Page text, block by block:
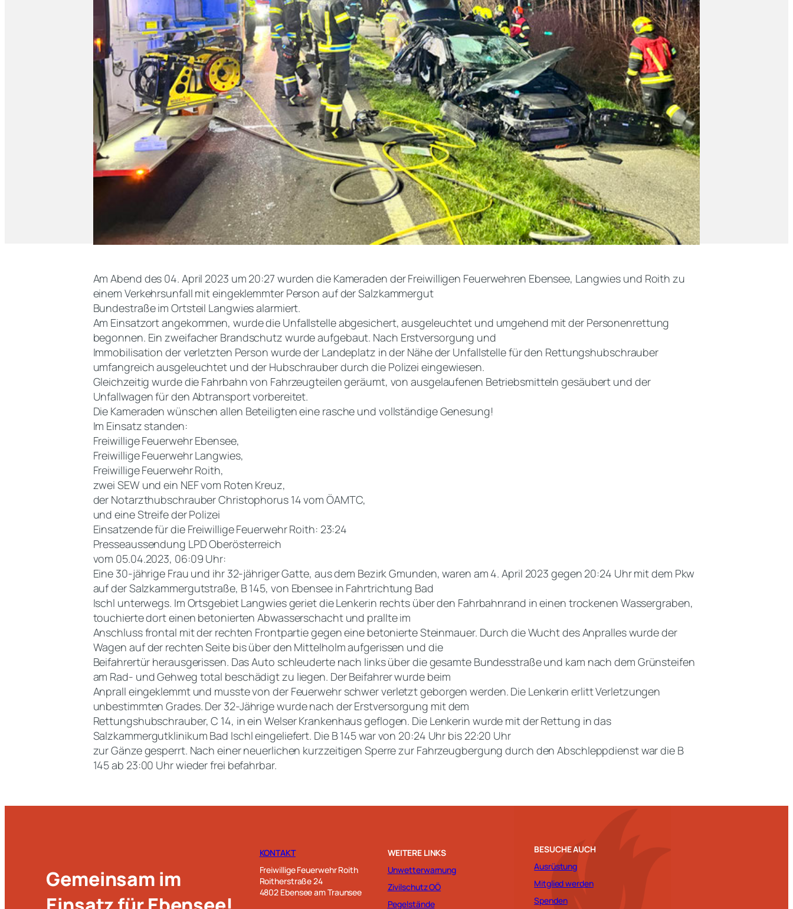
Am Abend des 04. April 2023 um 20:27 wurden die Kameraden der Freiwilligen Feuerwehren Ebensee, Langwies und Roith zu
einem Verkehrsunfall mit eingeklemmter Person auf der Salzkammergut
Bundestraße im Ortsteil Langwies alarmiert.
Am Einsatzort angekommen, wurde die Unfallstelle abgesichert, ausgeleuchtet und umgehend mit der Personenrettung
begonnen. Ein zweifacher Brandschutz wurde aufgebaut. Nach Erstversorgung und
Immobilisation der verletzten Person wurde der Landeplatz in der Nähe der Unfallstelle für den Rettungshubschrauber
umfangreich ausgeleuchtet und der Hubschrauber durch die Polizei eingewiesen.
Gleichzeitig wurde die Fahrbahn von Fahrzeugteilen geräumt, von ausgelaufenen Betriebsmitteln gesäubert und der
Unfallwagen für den Abtransport vorbereitet.
Die Kameraden wünschen allen Beteiligten eine rasche und vollständige Genesung!
Im Einsatz standen:
Freiwillige Feuerwehr Ebensee,
Freiwillige Feuerwehr Langwies,
Freiwillige Feuerwehr Roith,
zwei SEW und ein NEF vom Roten Kreuz,
der Notarzthubschrauber Christophorus 14 vom ÖAMTC,
und eine Streife der Polizei
Einsatzende für die Freiwillige Feuerwehr Roith: 23:24
Presseaussendung LPD Oberösterreich
vom 05.04.2023, 06:09 Uhr:
Eine 30-jährige Frau und ihr 32-jähriger Gatte, aus dem Bezirk Gmunden, waren am 4. April 2023 gegen 20:24 Uhr mit dem Pkw
auf der Salzkammergutstraße, B 145, von Ebensee in Fahrtrichtung Bad
Ischl unterwegs. Im Ortsgebiet Langwies geriet die Lenkerin rechts über den Fahrbahnrand in einen trockenen Wassergraben,
touchierte dort einen betonierten Abwasserschacht und prallte im
Anschluss frontal mit der rechten Frontpartie gegen eine betonierte Steinmauer. Durch die Wucht des Anpralles wurde der
Wagen auf der rechten Seite bis über den Mittelholm aufgerissen und die
Beifahrertür herausgerissen. Das Auto schleuderte nach links über die gesamte Bundesstraße und kam nach dem Grünsteifen
am Rad- und Gehweg total beschädigt zu liegen. Der Beifahrer wurde beim
Anprall eingeklemmt und musste von der Feuerwehr schwer verletzt geborgen werden. Die Lenkerin erlitt Verletzungen
unbestimmten Grades. Der 32-Jährige wurde nach der Erstversorgung mit dem
Rettungshubschrauber, C 14, in ein Welser Krankenhaus geflogen. Die Lenkerin wurde mit der Rettung in das
Salzkammergutklinikum Bad Ischl eingeliefert. Die B 145 war von 20:24 Uhr bis 22:20 Uhr
zur Gänze gesperrt. Nach einer neuerlichen kurzzeitigen Sperre zur Fahrzeugbergung durch den Abschleppdienst war die B
145 ab 23:00 Uhr wieder frei befahrbar.
Gemeinsam im
KONTAKT
Freiwillige Feuerwehr Roith
Roitherstraße 24
4802 Ebensee am Traunsee
WEITERE LINKS
Unwetterwarnung
Zivilschutz OÖ
Pegelstände
BESUCHE AUCH
Ausrüstung
Mitglied werden
Spenden